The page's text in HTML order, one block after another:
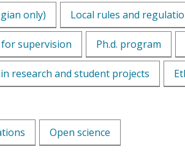
only) Local rules and
supervision Ph.d. program
research and student projects
Open science